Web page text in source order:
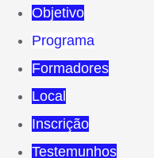
Objetivo
Programa
Formadores
Local
Inscrição
Testemunhos